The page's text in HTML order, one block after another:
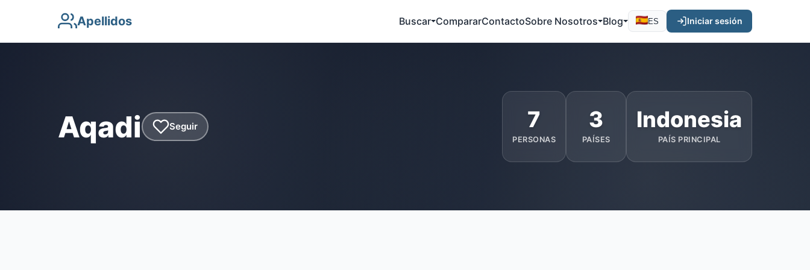
Apellidos Buscar CompararContactoSobre Nosotros Blog ES Iniciar sesión
Aqadi Seguir 7
PERSONAS
3
PAÍSES
Indonesia
PAÍS PRINCIPAL